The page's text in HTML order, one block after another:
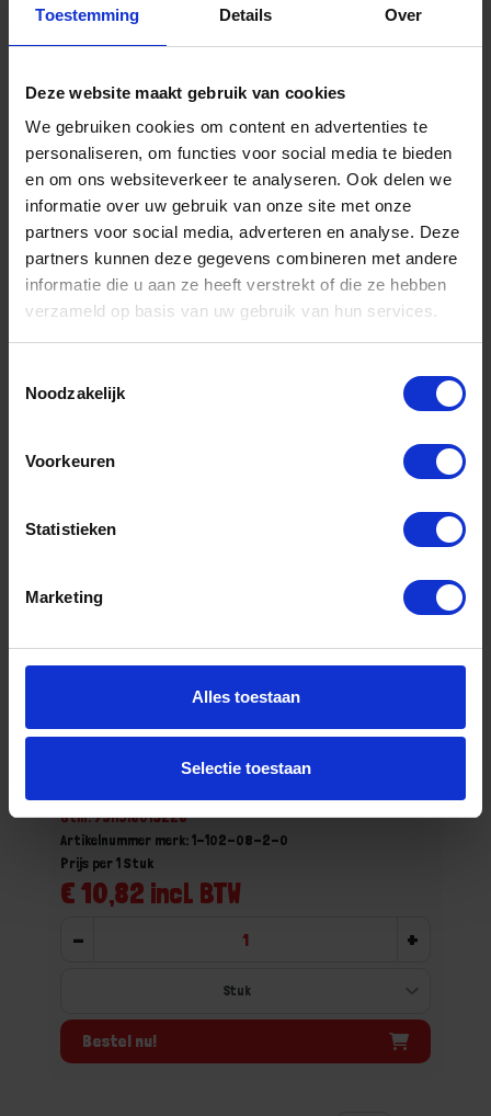
Toestemming Details Over
Deze website maakt gebruik van cookies
We gebruiken cookies om content en advertenties te
personaliseren, om functies voor social media te bieden
en om ons websiteverkeer te analyseren. Ook delen we
informatie over uw gebruik van onze site met onze
partners voor social media, adverteren en analyse. Deze
partners kunnen deze gegevens combineren met andere
informatie die u aan ze heeft verstrekt of die ze hebben
verzameld op basis van uw gebruik van hun services.
Noodzakelijk
Voorkeuren
Statistieken
Marketing
Alles toestaan
Selectie toestaan
BAHCO Pilaarvijl zoet zonder hecht 150MM
Niet op voorraad, levertijd 1 tot meerdere werkdagen
Gtin: 7311518019204
Artikelnummer merk: 1-102-06-3-0
€ 9,24 incl. BTW
Prijs per 1 Stuk
BAHCO Pilaarvijl halfzoet zonder hecht
Gtin: 7311518019228
Artikelnummer merk: 1-102-08-2-0
€ 10,82 incl. BTW
Prijs per 1 Stuk
- +
Bestel nu!